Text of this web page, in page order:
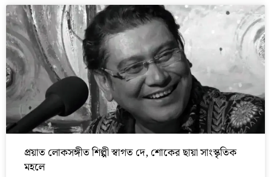
প্রয়াত লোকসঙ্গীত শিল্পী স্বাগত দে, শোকের ছায়া সাংস্কৃতিক
মহলে